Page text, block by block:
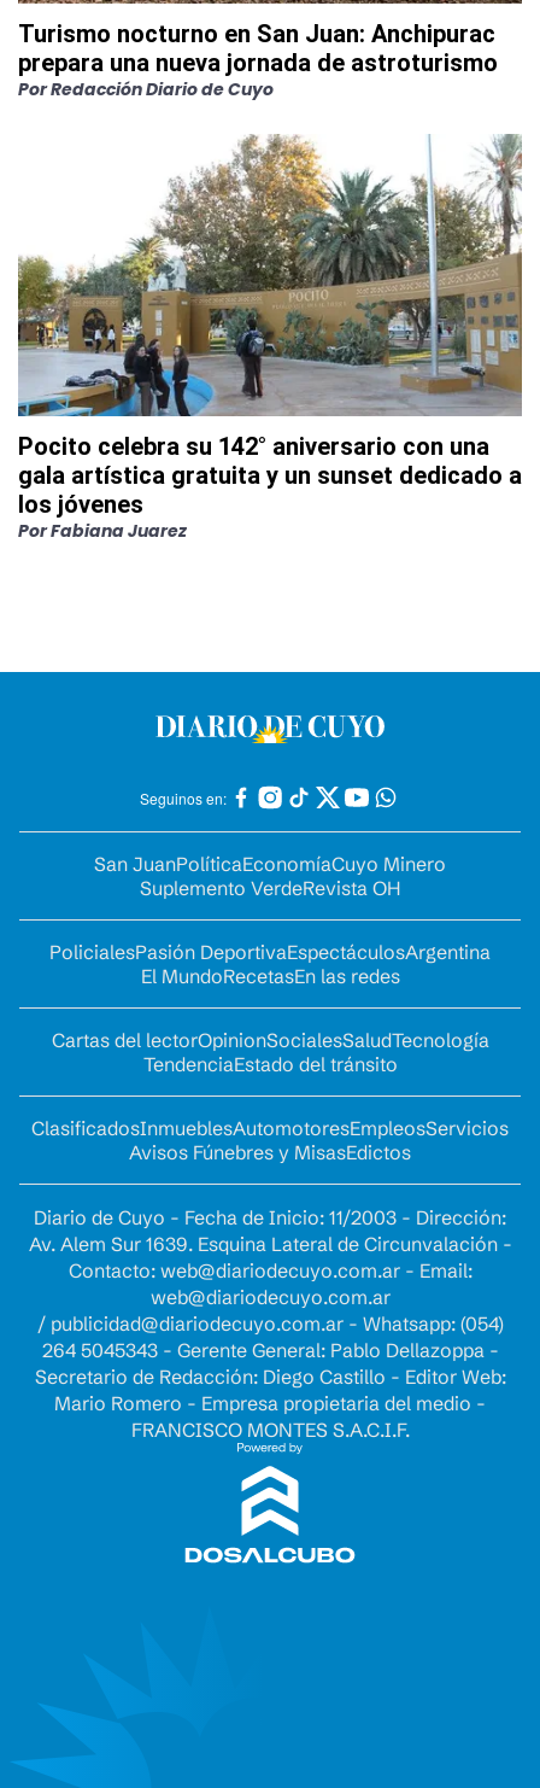
Turismo nocturno en San Juan: Anchipurac
prepara una nueva jornada de astroturismo
PorRedacción Diario de Cuyo
Pocito celebra su 142° aniversario con una
gala artística gratuita y un sunset dedicado a
los jóvenes
PorFabiana Juarez
Seguinos en:
San JuanPolíticaEconomíaCuyo Minero
Suplemento VerdeRevista OH
PolicialesPasión DeportivaEspectáculosArgentina
El MundoRecetasEn las redes
Cartas del lectorOpinionSocialesSaludTecnología
TendenciaEstado del tránsito
ClasificadosInmueblesAutomotoresEmpleosServicios
Avisos Fúnebres y MisasEdictos
Diario de Cuyo - Fecha de Inicio: 11/2003 - Dirección:
Av. Alem Sur 1639. Esquina Lateral de Circunvalación -
Contacto: web@diariodecuyo.com.ar- Email:
web@diariodecuyo.com.ar
/ publicidad@diariodecuyo.com.ar- Whatsapp: (054)
264 5045343 - Gerente General: Pablo Dellazoppa -
Secretario de Redacción: Diego Castillo - Editor Web:
Mario Romero - Empresa propietaria del medio -
FRANCISCO MONTES S.A.C.I.F.